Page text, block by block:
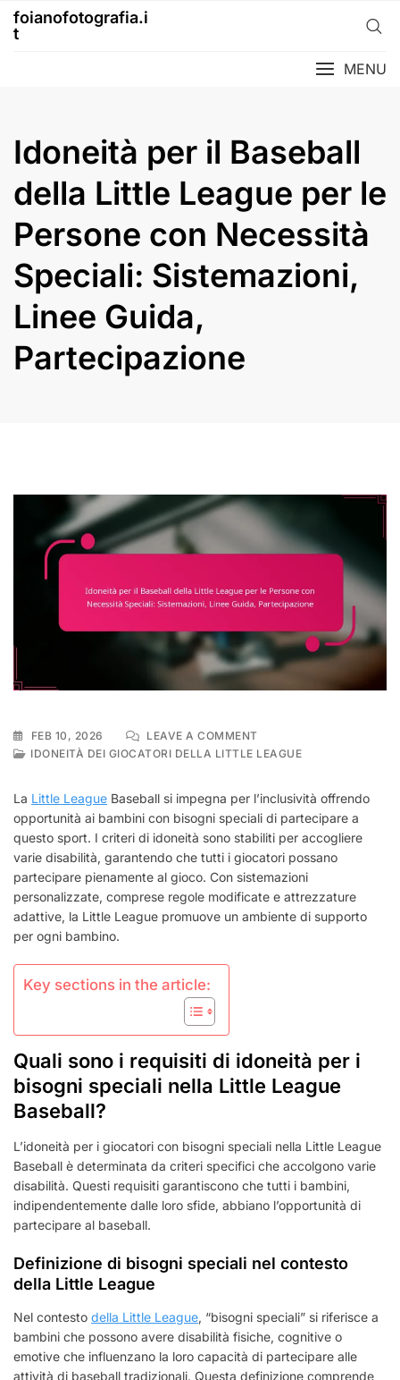
Skipfoianofotografia.i
t
MENU
Idoneità per il Baseball
della Little League per le
Persone con Necessità
Speciali: Sistemazioni,
Linee Guida,
Partecipazione
FEB 10, 2026 LEAVE A COMMENTON
IDONEITÀ
BASEBALL
DELLA
LITTLE
LEAGUE
PERSONE
CON
IDONEITÀ DEI GIOCATORI DELLA LITTLE LEAGUE
La Little League Baseball si impegna per l’inclusività offrendo
opportunità ai bambini con bisogni speciali di partecipare a
questo sport. I criteri di idoneità sono stabiliti per accogliere
varie disabilità, garantendo che tutti i giocatori possano
partecipare pienamente al gioco. Con sistemazioni
personalizzate, comprese regole modificate e attrezzature
adattive, la Little League promuove un ambiente di supporto
per ogni bambino.
Key sections in the article:
Quali sono i requisiti di idoneità per i
bisogni speciali nella Little League
Baseball?
L’idoneità per i giocatori con bisogni speciali nella Little League
Baseball è determinata da criteri specifici che accolgono varie
disabilità. Questi requisiti garantiscono che tutti i bambini,
indipendentemente dalle loro sfide, abbiano l’opportunità di
partecipare al baseball.
Definizione di bisogni speciali nel contesto
della Little League
Nel contesto della Little League, “bisogni speciali” si riferisce a
bambini che possono avere disabilità fisiche, cognitive o
emotive che influenzano la loro capacità di partecipare alle
attività di baseball tradizionali. Questa definizione comprende